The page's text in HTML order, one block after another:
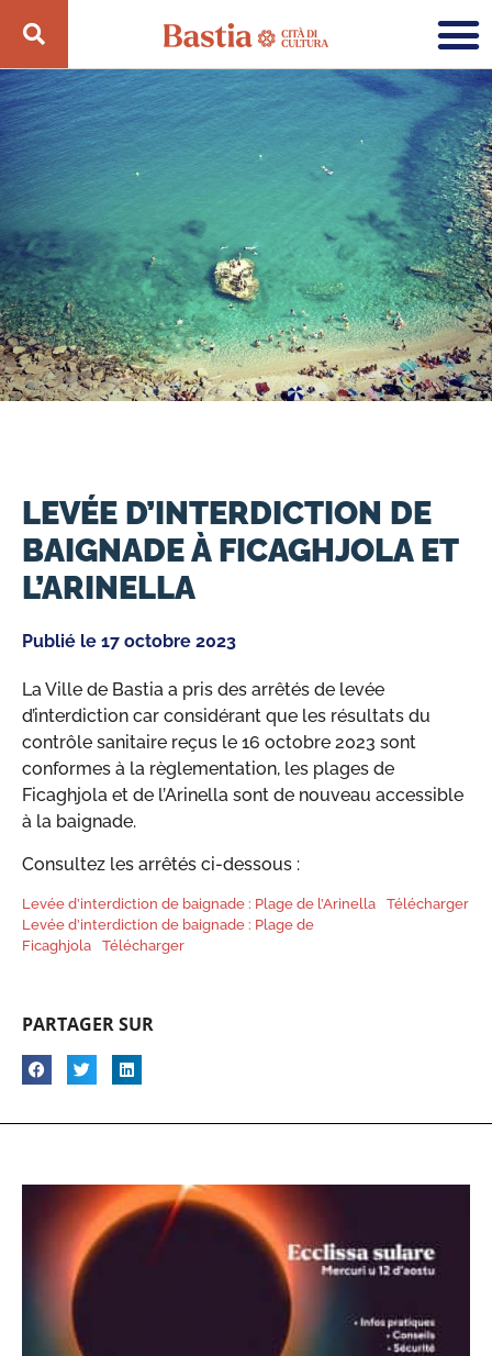
LEVÉE D’INTERDICTION DE
BAIGNADE À FICAGHJOLA ET
L’ARINELLA
Publié le 17 octobre 2023
La Ville de Bastia a pris des arrêtés de levée
d’interdiction car considérant que les résultats du
contrôle sanitaire reçus le 16 octobre 2023 sont
conformes à la règlementation, les plages de
Ficaghjola et de l’Arinella sont de nouveau accessible
à la baignade.
Consultez les arrêtés ci-dessous :
Levée d’interdiction de baignade : Plage de l’Arinella
Télécharger
Levée d’interdiction de baignade : Plage de
Ficaghjola
Télécharger
PARTAGER SUR